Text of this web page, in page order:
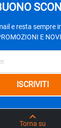
e resta sempre
E
Torna su